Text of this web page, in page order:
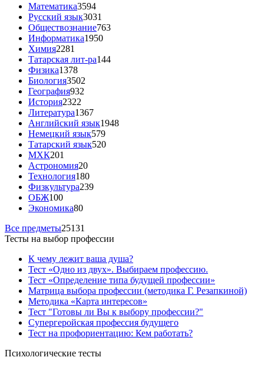
Математика3594
Русский язык3031
Обществознание763
Информатика1950
Химия2281
Татарская лит-ра144
Физика1378
Биология3502
География932
История2322
Литература1367
Английский язык1948
Немецкий язык579
Татарский язык520
МХК201
Астрономия20
Технология180
Физкультура239
ОБЖ100
Экономика80
Все предметы25131
Тесты на выбор профессии
К чему лежит ваша душа?
Тест «Одно из двух». Выбираем профессию.
Тест «Определение типа будущей профессии»
Матрица выбора профессии (методика Г. Резапкиной)
Методика «Карта интересов»
Тест "Готовы ли Вы к выбору профессии?"
Супергеройская профессия будущего
Тест на профориентацию: Кем работать?
Психологические тесты